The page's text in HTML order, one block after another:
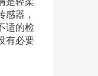
感器，
适的检
有必要